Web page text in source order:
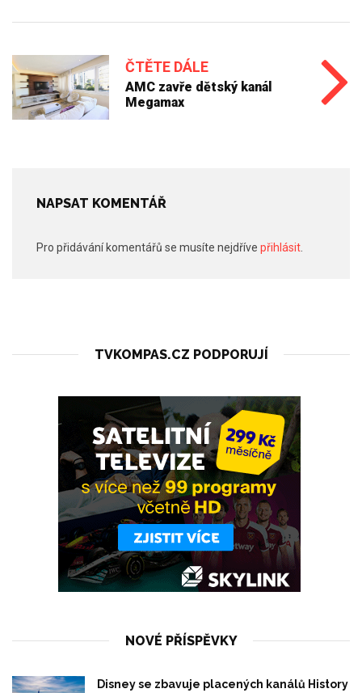
ČTĚTE DÁLE
AMC zavře dětský kanál
Megamax
NAPSAT KOMENTÁŘ
Pro přidávání komentářů se musíte nejdříve přihlásit
TVKOMPAS.CZ PODPORUJÍ
NOVÉ PŘÍSPĚVKY
Disney se zbavuje placených kanálů History